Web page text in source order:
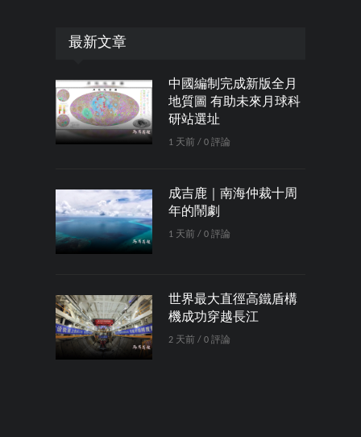
最新文章
中國編制完成新版全月
地質圖 有助未來月球科
研站選址
1 天前 / 0 評論
成吉鹿｜南海仲裁十周
年的鬧劇
1 天前 / 0 評論
世界最大直徑高鐵盾構
機成功穿越長江
2 天前 / 0 評論